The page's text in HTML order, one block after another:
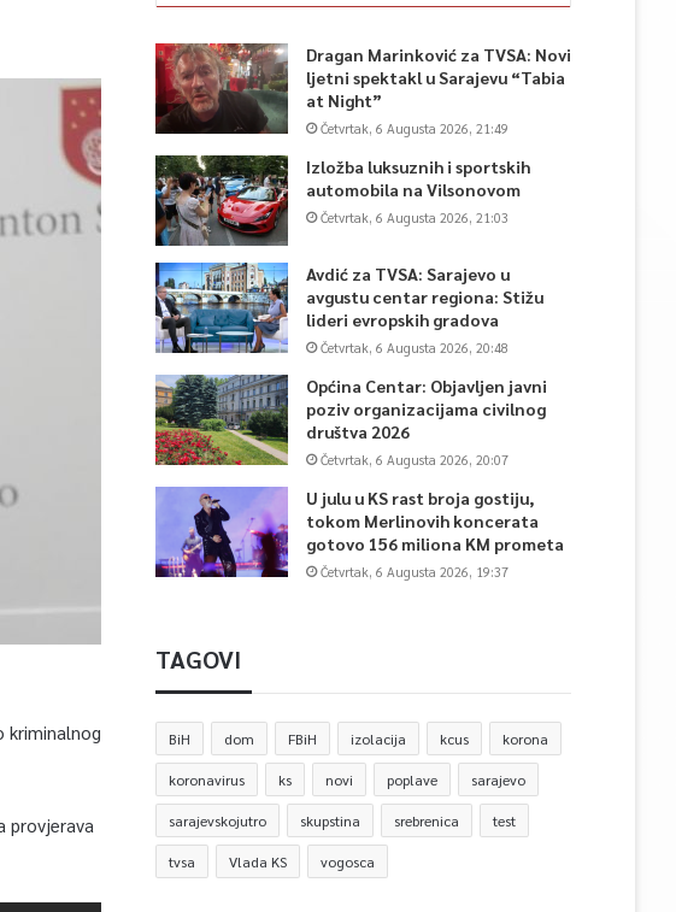
kriminalnog
provjerava
Dragan Marinković za TVSA: Novi
ljetni spektakl u Sarajevu “Tabia
at Night”
Četvrtak, 6 Augusta 2026, 21:49
Izložba luksuznih i sportskih
automobila na Vilsonovom
Četvrtak, 6 Augusta 2026, 21:03
Avdić za TVSA: Sarajevo u
avgustu centar regiona: Stižu
lideri evropskih gradova
Četvrtak, 6 Augusta 2026, 20:48
Općina Centar: Objavljen javni
poziv organizacijama civilnog
društva 2026
Četvrtak, 6 Augusta 2026, 20:07
U julu u KS rast broja gostiju,
tokom Merlinovih koncerata
gotovo 156 miliona KM prometa
Četvrtak, 6 Augusta 2026, 19:37
TAGOVI
BiH dom FBiH izolacija kcus korona
koronavirus ks novi poplave sarajevo
sarajevskojutro skupstina srebrenica test
tvsa Vlada KS vogosca